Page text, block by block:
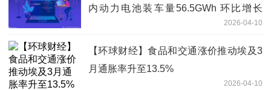
内动力电池装车量56.5GWh 环比增长
2026-04-10
【环球财经】食品和交通涨价推动埃及3
月通胀率升至13.5%
2026-04-10